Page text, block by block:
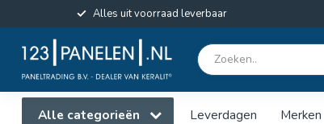
Alles uit voorraad leverbaar
Alle categorieën Leverdagen Merken